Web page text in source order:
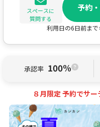
スペースに
質問する
予約
利用日の6日前ま
承認率 100%
８月限定 予約でサー